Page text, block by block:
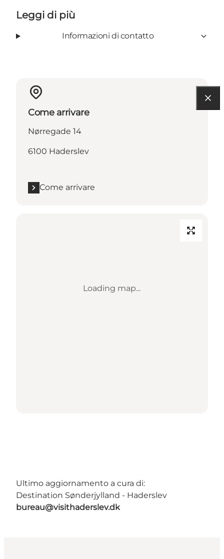
Leggi di più
Informazioni di contatto
Come arrivare
Nørregade 14
6100 Haderslev
Come arrivare
Loading map...
Ultimo aggiornamento a cura di:
Destination Sønderjylland - Haderslev
bureau@visithaderslev.dk